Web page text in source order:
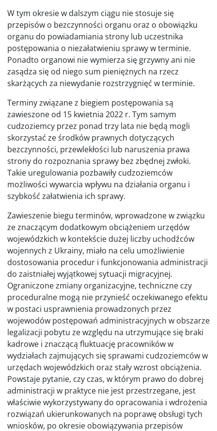
W tym okresie w dalszym ciągu nie stosuje się
przepisów o bezczynności organu oraz o obowiązku
organu do powiadamiania strony lub uczestnika
postępowania o niezałatwieniu sprawy w terminie.
Ponadto organowi nie wymierza się grzywny ani nie
zasądza się od niego sum pieniężnych na rzecz
skarżących za niewydanie rozstrzygnięć w terminie.
Terminy związane z biegiem postępowania są
zawieszone od 15 kwietnia 2022 r. Tym samym
cudzoziemcy przez ponad trzy lata nie będą mogli
skorzystać ze środków prawnych dotyczących
bezczynności, przewlekłości lub naruszenia prawa
strony do rozpoznania sprawy bez zbędnej zwłoki.
Takie uregulowania pozbawiły cudzoziemców
możliwości wywarcia wpływu na działania organu i
szybkość załatwienia ich sprawy.
Zawieszenie biegu terminów, wprowadzone w związku
ze znaczącym dodatkowym obciążeniem urzędów
wojewódzkich w kontekście dużej liczby uchodźców
wojennych z Ukrainy, miało na celu umożliwienie
dostosowania procedur i funkcjonowania administracji
do zaistniałej wyjątkowej sytuacji migracyjnej.
Ograniczone zmiany organizacyjne, techniczne czy
proceduralne mogą nie przynieść oczekiwanego efektu
w postaci usprawnienia prowadzonych przez
wojewodów postępowań administracyjnych w obszarze
legalizacji pobytu ze względu na utrzymujące się braki
kadrowe i znaczącą fluktuację pracowników w
wydziałach zajmujących się sprawami cudzoziemców w
urzędach wojewódzkich oraz stały wzrost obciążenia.
Powstaje pytanie, czy czas, w którym prawo do dobrej
administracji w praktyce nie jest przestrzegane, jest
właściwie wykorzystywany do opracowania i wdrożenia
rozwiązań ukierunkowanych na poprawę obsługi tych
wniosków, po okresie obowiązywania przepisów